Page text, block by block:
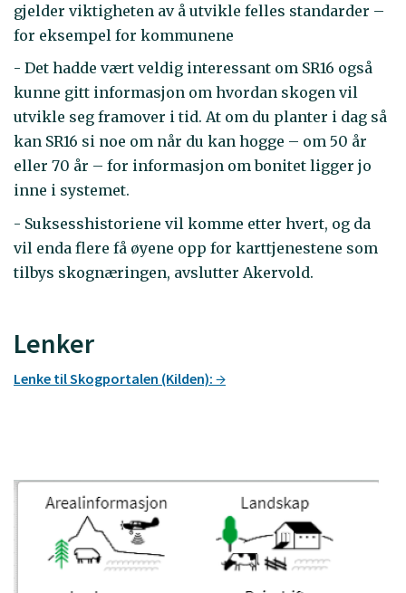
gjelder viktigheten av å utvikle felles standarder –
for eksempel for kommunene
- Det hadde vært veldig interessant om SR16 også
kunne gitt informasjon om hvordan skogen vil
utvikle seg framover i tid. At om du planter i dag så
kan SR16 si noe om når du kan hogge – om 50 år
eller 70 år – for informasjon om bonitet ligger jo
inne i systemet.
- Suksesshistoriene vil komme etter hvert, og da
vil enda flere få øyene opp for karttjenestene som
tilbys skognæringen, avslutter Akervold.
Lenker
Lenke til Skogportalen (Kilden):